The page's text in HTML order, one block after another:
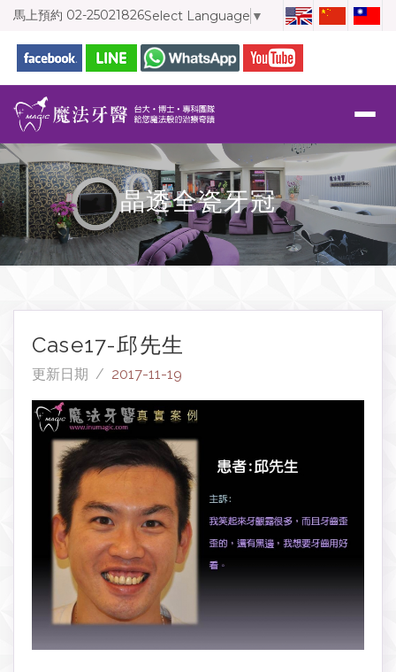
馬上預約 02-25021826Select Language ▼
晶透全瓷牙冠
Case17-邱先生
更新日期 / 2017-11-19